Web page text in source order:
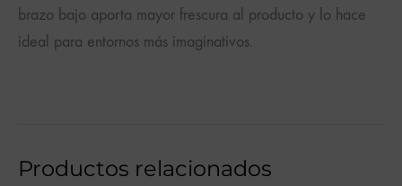
brazo bajo aporta mayor frescura al producto y lo hace
ideal para entornos más imaginativos.
Productos relacionados